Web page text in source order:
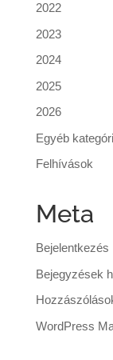
2022
2023
2024
2025
2026
Egyéb
Felhívások
Meta
Bejelentkezés
Bejegyzések
WordPress